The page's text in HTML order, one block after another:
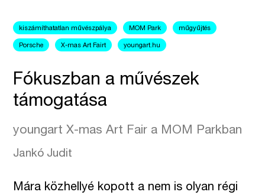
kiszámíthatatlan művészpálya MOM Park műgyűjtés
Porsche X-mas Art Fairt youngart.hu
Fókuszban a művészek
támogatása
youngart X-mas Art Fair a MOM Parkban
Jankó Judit
Mára közhellyé kopott a nem is olyan régi